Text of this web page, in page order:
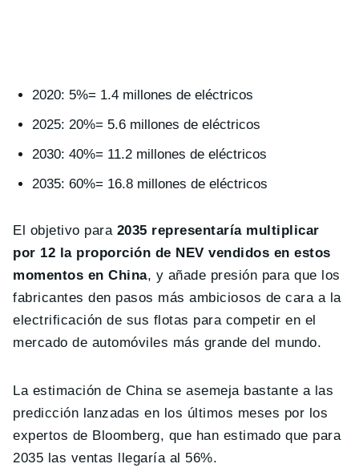
2020: 5%= 1.4 millones de eléctricos
2025: 20%= 5.6 millones de eléctricos
2030: 40%= 11.2 millones de eléctricos
2035: 60%= 16.8 millones de eléctricos
El objetivo para 2035 representaría multiplicar
por 12 la proporción de NEV vendidos en estos
momentos en China, y añade presión para que los
fabricantes den pasos más ambiciosos de cara a la
electrificación de sus flotas para competir en el
mercado de automóviles más grande del mundo.
La estimación de China se asemeja bastante a las
predicción lanzadas en los últimos meses por los
expertos de Bloomberg, que han estimado que para
2035 las ventas llegaría al 56%.